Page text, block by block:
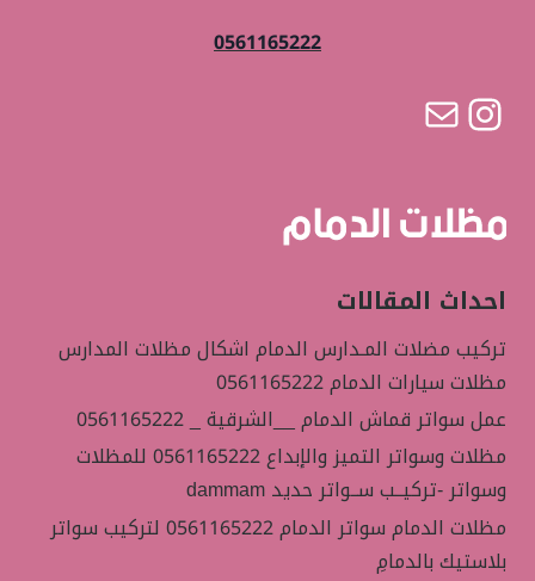
0561165222
إنستجرام
بريد
احداث المقالات
تركيب مضلات المـدارس الدمام اشكال مظلات المدارس
مظلات سيارات الدمام 0561165222
عمل سواتر قماش الدمام __الشرقية _ 0561165222
مظلات وسواتر التميز والإبداع 0561165222 للمظلات
وسواتر -تركيــب ســواتر حديد dammam
مظلات الدمام سواتر الدمام 0561165222 لتركيب سواتر
بلاستيك بالدمامِ